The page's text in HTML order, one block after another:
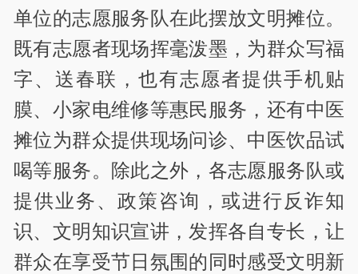
单位的志愿服务队在此摆放文明摊位。
既有志愿者现场挥毫泼墨，为群众写福
字、送春联，也有志愿者提供手机贴
膜、小家电维修等惠民服务，还有中医
摊位为群众提供现场问诊、中医饮品试
喝等服务。除此之外，各志愿服务队或
提供业务、政策咨询，或进行反诈知
识、文明知识宣讲，发挥各自专长，让
群众在享受节日氛围的同时感受文明新